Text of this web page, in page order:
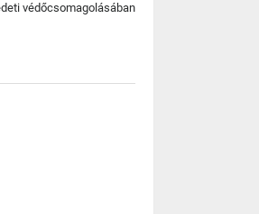
védőcsomagolásában